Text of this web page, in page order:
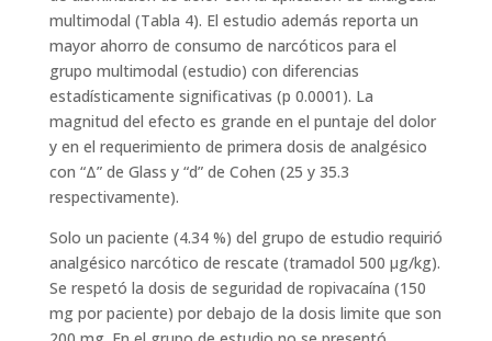
multimodal (Tabla 4). El estudio además reporta un
mayor ahorro de consumo de narcóticos para el
grupo multimodal (estudio) con diferencias
estadísticamente significativas (p 0.0001). La
magnitud del efecto es grande en el puntaje del dolor
y en el requerimiento de primera dosis de analgésico
con “Δ” de Glass y “d” de Cohen (25 y 35.3
respectivamente).
Solo un paciente (4.34 %) del grupo de estudio requirió
analgésico narcótico de rescate (tramadol 500 μg/kg).
Se respetó la dosis de seguridad de ropivacaína (150
mg por paciente) por debajo de la dosis limite que son